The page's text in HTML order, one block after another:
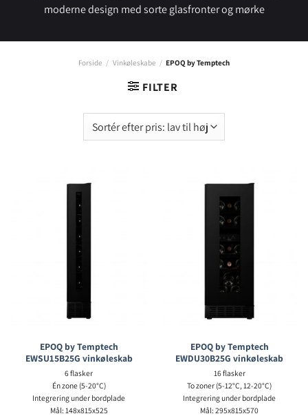
moderne design med sorte glasfronter og mørke
opbevaringsforhold og en udvidet garanti på 7 år!
Forside / Vinkøleskabe / EPOQ by Temptech
FILTER
EPOQ by Temptech
EWSU15B25G vinkøleskab
6 flasker
Én zone (5-20°C)
Integrering under bordplade
Mål: 148x815x525
EPOQ by Temptech
EWDU30B25G vinkøleskab
16 flasker
To zoner (5-12°C, 12-20°C)
Integrering under bordplade
Mål: 295x815x570